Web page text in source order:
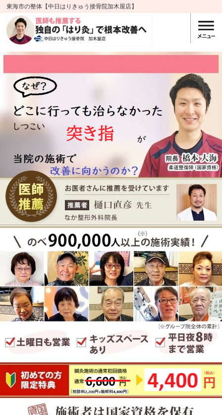
東海市の整体【中日はりきゅう接骨院加木屋店】